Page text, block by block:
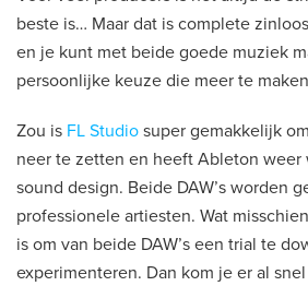
beste is… Maar dat is complete
en je kunt met beide goede muziek
persoonlijke keuze die meer te
Zou is FL Studio super gemakkelijk
neer te zetten en heeft Ableton weer
sound design. Beide DAW’s worden
professionele artiesten. Wat
is om van beide DAW’s een trial te
experimenteren. Dan kom je er al